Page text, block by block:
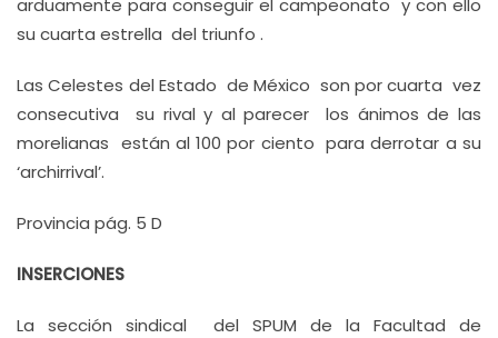
arduamente para conseguir el campeonato y con ello
su cuarta estrella del triunfo .
Las Celestes del Estado de México son por cuarta vez
consecutiva su rival y al parecer los ánimos de las
morelianas están al 100 por ciento para derrotar a su
‘archirrival’.
Provincia pág. 5 D
INSERCIONES
La sección sindical del SPUM de la Facultad de